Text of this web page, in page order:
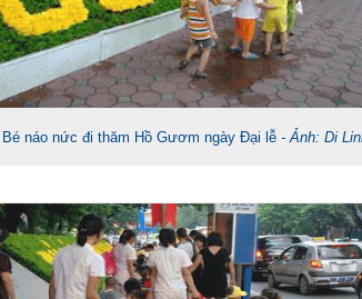
Bé náo nức đi thăm Hồ Gươm ngày Đại lễ - Ảnh: Di